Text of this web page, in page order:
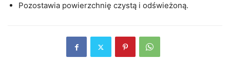
Pozostawia powierzchnię czystą i odświeżoną.